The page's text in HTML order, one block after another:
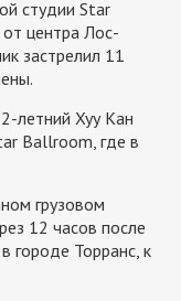
студии Star
центра Лос-
застрелил 11
летний Хуу Кан
Ballroom, где в
грузовом
12 часов после
городе Торранс, к